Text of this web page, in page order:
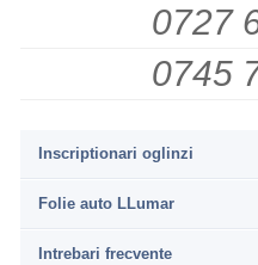
0727
0745
Inscriptionari oglinzi
Folie auto LLumar
Intrebari frecvente